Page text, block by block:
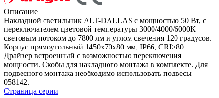
Описание
Накладной светильник ALT-DALLAS с мощностью 50 Вт, с
переключателем цветовой температуры 3000/4000/6000К
световым потоком до 7800 лм и углом свечения 120 градусов.
Корпус прямоугольный 1450x70x80 мм, IP66, CRI>80.
Драйвер встроенный с возможностью переключения
мощности. Скобы для накладного монтажа в комплекте. Для
подвесного монтажа необходимо использовать подвесы
058142.
Страница серии